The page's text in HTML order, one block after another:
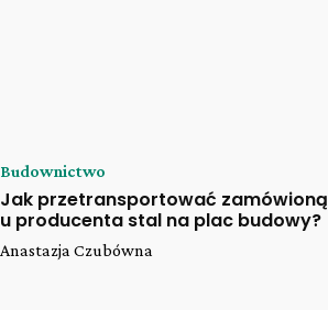
Budownictwo
Jak przetransportować zamówioną
u producenta stal na plac budowy?
Anastazja Czubówna